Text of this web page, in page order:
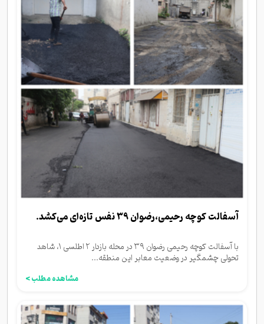
آسفالت کوچه رحیمی،رضوان ۳۹ نفس تازه‌ای می‌کشد.
با آسفالت کوچه رحیمی رضوان ۳۹ در محله بازدار ۲ اطلسی ۱، شاهد
تحولی چشمگیر در وضعیت معابر این منطقه...
مشاهده مطلب >